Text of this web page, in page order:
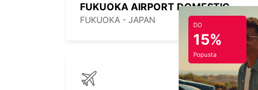
FUKUOKA AIRPORT DOMESTIC TERMINAL
FUKUOKA - JAPAN DO
15%
Popusta